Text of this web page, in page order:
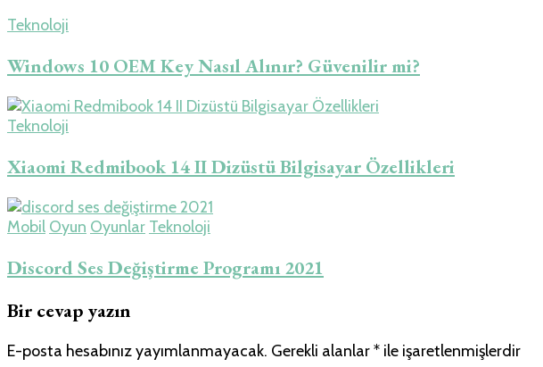
Teknoloji
Windows 10 OEM Key Nasıl Alınır? Güvenilir mi?
Teknoloji
Xiaomi Redmibook 14 II Dizüstü Bilgisayar Özellikleri
Mobil Oyun Oyunlar Teknoloji
Discord Ses Değiştirme Programı 2021
Bir cevap yazın
E-posta hesabınız yayımlanmayacak. Gerekli alanlar* ile işaretlenmişlerdir